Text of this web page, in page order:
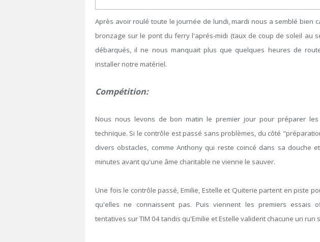
Après avoir roulé toute le journée de lundi, mardi nous a semblé bien
bronzage sur le pont du ferry l'aprés-midi (taux de coup de soleil au
débarqués, il ne nous manquait plus que quelques heures de
installer notre matériel.
Compétition:
Nous nous levons de bon matin le premier jour pour préparer
technique. Si le contrôle est passé sans problèmes, du côté
divers obstacles, comme Anthony qui reste coincé dans sa douche
minutes avant qu'une âme charitable ne vienne le sauver.
Une fois le contrôle passé, Emilie, Estelle et Quiterie partent en piste
qu'elles ne connaissent pas. Puis viennent les premiers essais
tentatives sur TIM 04 tandis qu'Emilie et Estelle valident chacune un run